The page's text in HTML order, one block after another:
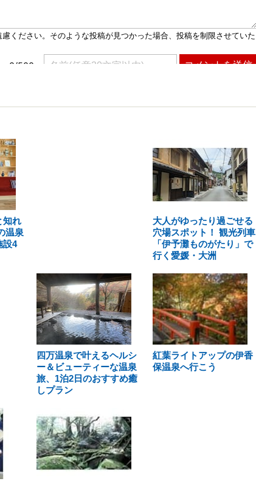
知れ
温泉
設4
大人がゆったり過ごせる
穴場スポット！ 観光列車
「伊予灘ものがたり」で
行く愛媛・大洲
四万温泉で叶えるヘルシ
ー＆ビューティーな温泉
旅、1泊2日のおすすめ癒
しプラン
紅葉ライトアップの伊香
保温泉へ行こう